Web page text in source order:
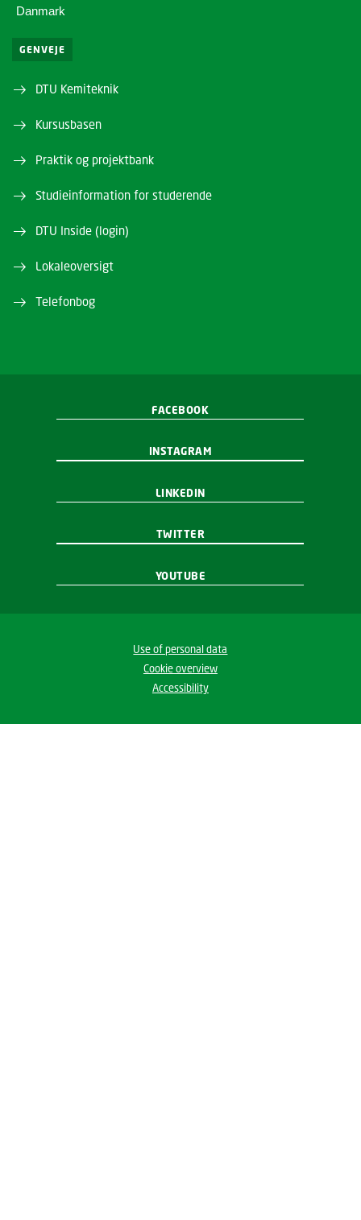
Danmark
GENVEJE
DTU Kemiteknik
Kursusbasen
Praktik og projektbank
Studieinformation for studerende
DTU Inside (login)
Lokaleoversigt
Telefonbog
FACEBOOK
INSTAGRAM
LINKEDIN
TWITTER
YOUTUBE
Use of personal data
Cookie overview
Accessibility